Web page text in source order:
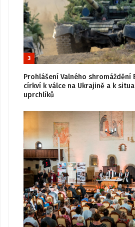
3
Prohlášení Valného shromáždění
církví k válce na Ukrajině a k
uprchlíků